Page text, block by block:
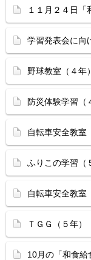
１１月２４日「
学習発表会に向
野球教室（４年）
防災体験学習（
自転車安全教室
ふりこの学習（
自転車安全教室
ＴＧＧ（５年）
10月の「和食給